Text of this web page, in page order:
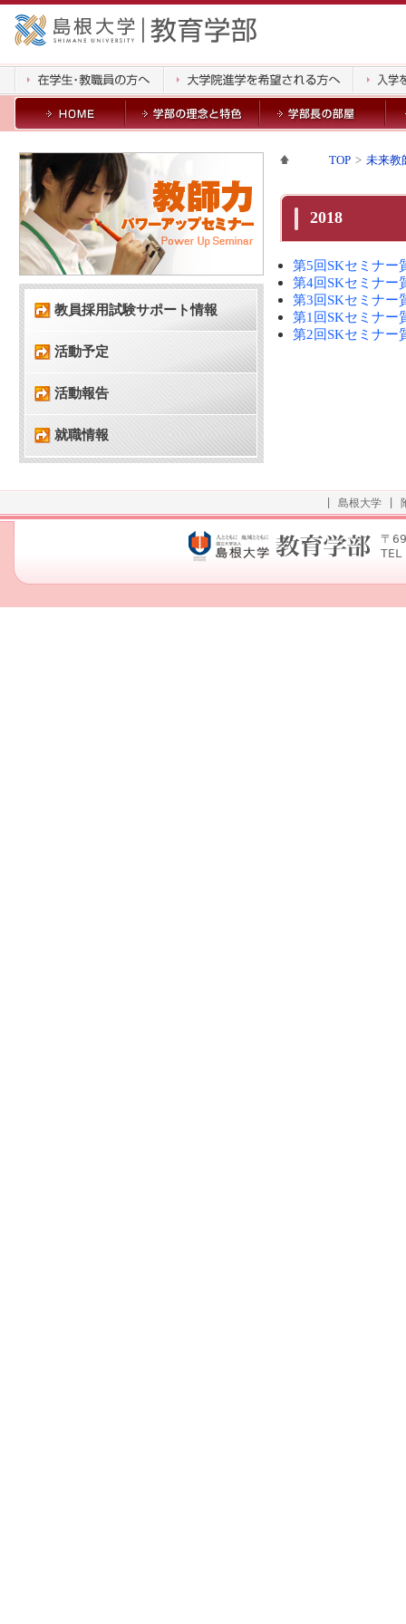
教員採用試験サポート情報
活動予定
活動報告
就職情報
TOP 未来教
2018
第5回SKセミナー
第4回SKセミナー
第3回SKセミナー
第1回SKセミナー
第2回SKセミナー
島根大学
〒